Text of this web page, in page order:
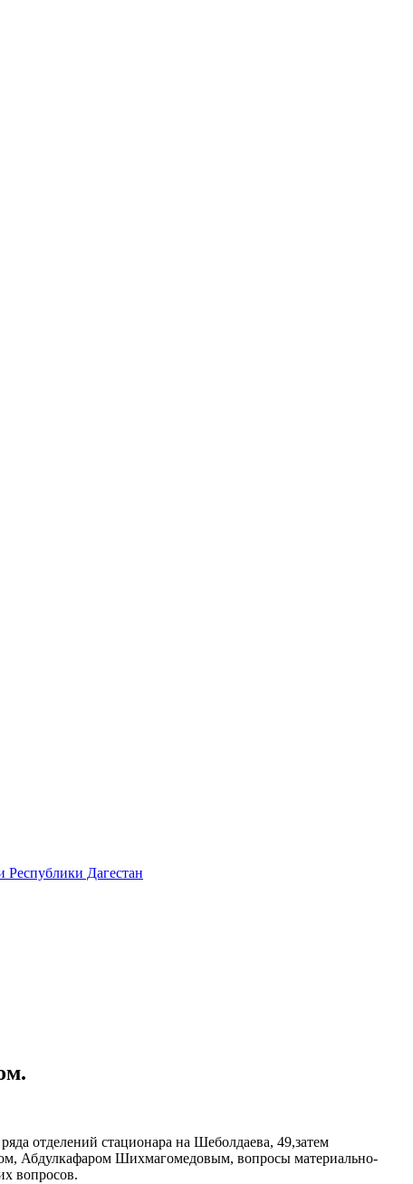
Республики Дагестан
отделений стационара на Шеболдаева, 49,затем
Абдулкафаром Шихмагомедовым, вопросы материально-
вопросов.